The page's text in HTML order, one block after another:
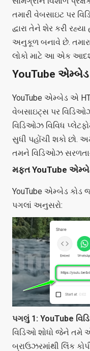
તમારી વેબસાઇટ પર
દ્વારા તેને શેર કરી
અનુકૂળ બનાવે છે.
લોકો માટે આ એક
YouTube
YouTube એમ્બેડ એ
વેબસાઇટ્સ પર
વિડિઓઝ વિવિધ
સુધી પહોંચી શકો છો.
તમને વિડિઓઝ
મફત YouTube
YouTube એમ્બેડ કોડ
પગલાં અનુસરો:
પગલું 1: YouTube
વિડિઓ શોધો જેને તમે
બ્રાઉઝરમાંથી લિંક